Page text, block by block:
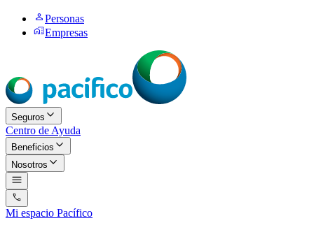
Personas
Empresas
Seguros
Centro de Ayuda
Beneficios
Nosotros
Mi espacio Pacífico